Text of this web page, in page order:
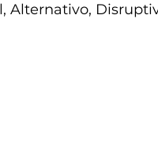
Alternativo,